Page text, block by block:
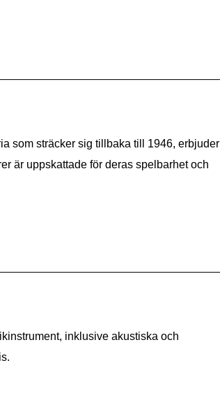
som sträcker sig tillbaka till 1946, erbjuder
är uppskattade för deras spelbarhet och
inklusive akustiska och